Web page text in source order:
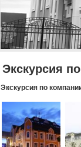
Экскурсия
Экскурсия по